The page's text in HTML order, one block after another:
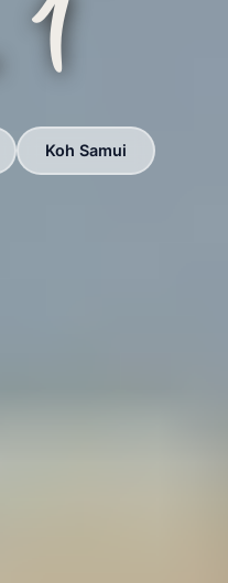
1
Koh Samui